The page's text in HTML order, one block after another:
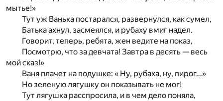
мытье!»
Тут уж Ванька постарался, развернулся, как сумел,
Батька ахнул, засмеялся, и рубаху вмиг надел.
Говорит, теперь, ребята, жен ведите на показ,
Посмотрю, что за девчата! Завтра в десять — весь
мой сказ!»
Ваня плачет на подушке: « Ну, рубаха, ну, пирог…»
Но зеленую лягушку он показывать не мог!
Тут лягушка расспросила, и в чем дело поняла,